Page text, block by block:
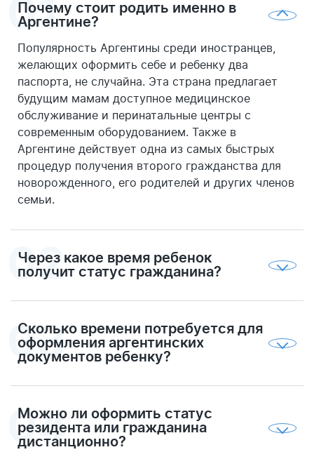
Почему стоит родить именно в
Аргентине?
Популярность Аргентины среди иностранцев,
желающих оформить себе и ребенку два
паспорта, не случайна. Эта страна предлагает
будущим мамам доступное медицинское
обслуживание и перинатальные центры с
современным оборудованием. Также в
Аргентине действует одна из самых быстрых
процедур получения второго гражданства для
новорожденного, его родителей и других членов
семьи.
Через какое время ребенок
получит статус гражданина?
сопровождении юриста компании My Argentina
отправитесь в аргентинские государственные
органы для подачи документов на получение
гражданства. Как правило, ребенок становится
после своего рождения.
Сколько времени потребуется для
оформления аргентинских
документов ребенку?
новорожденного ребенка оформляются в
течение четырех недель с момента его
рождения.
Можно ли оформить статус
резидента или гражданина
дистанционно?